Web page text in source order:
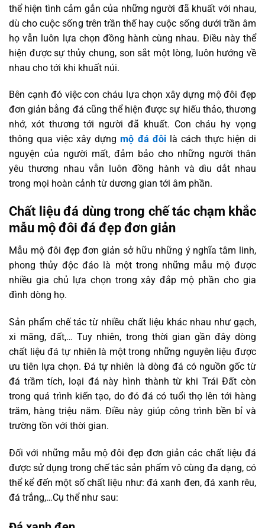
thể hiện tình cảm gắn của những người đã khuất với nhau,
dù cho cuộc sống trên trần thế hay cuộc sống dưới trần âm
họ vẫn luôn lựa chọn đồng hành cùng nhau. Điều này thể
hiện được sự thủy chung, son sắt một lòng, luôn hướng về
nhau cho tới khi khuất núi.
Bên cạnh đó việc con cháu lựa chọn xây dựng mộ đôi đẹp
đơn giản bằng đá cũng thể hiện được sự hiếu thảo, thương
nhớ, xót thương tới người đã khuất. Con cháu hy vọng
thông qua việc xây dựngmộ đá đôilà cách thực hiện di
nguyện của người mất, đảm bảo cho những người thân
yêu thương nhau vẫn luôn đồng hành và dìu dắt nhau
trong mọi hoàn cảnh từ dương gian tới âm phần.
Chất liệu đá dùng trong chế tác chạm khắc
mẫu mộ đôi đá đẹp đơn giản
Mẫu mộ đôi đẹp đơn giản sở hữu những ý nghĩa tâm linh,
phong thủy độc đáo là một trong những mẫu mộ được
nhiều gia chủ lựa chọn trong xây đắp mộ phần cho gia
đình dòng họ.
Sản phẩm chế tác từ nhiều chất liệu khác nhau như gạch,
xi măng, đất,… Tuy nhiên, trong thời gian gần đây dòng
chất liệu đá tự nhiên là một trong những nguyên liệu được
ưu tiên lựa chọn. Đá tự nhiên là dòng đá có nguồn gốc từ
đá trầm tích, loại đá này hình thành từ khi Trái Đất còn
trong quá trình kiến tạo, do đó đá có tuổi thọ lên tới hàng
trăm, hàng triệu năm. Điều này giúp công trình bền bỉ và
trường tồn với thời gian.
Đối với những mẫu mộ đôi đẹp đơn giản các chất liệu đá
được sử dụng trong chế tác sản phẩm vô cùng đa dạng, có
thể kể đến một số chất liệu như: đá xanh đen, đá xanh rêu,
đá trắng,…Cụ thể như sau: